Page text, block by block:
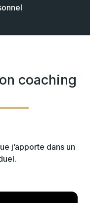
coaching
j’apporte dans un